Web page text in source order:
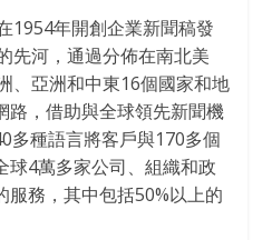
1954年開創企業新聞稿發
先河，通過分佈在南北美
、亞洲和中東16個國家和地
路，借助與全球領先新聞機
多種語言將客戶與170多個
球4萬多家公司、組織和政
服務，其中包括50%以上的